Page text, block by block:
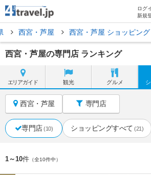
ログ
新規
西宮・芦屋 西宮・芦屋 ショッピング
西宮・芦屋の専門店 ランキング
エリアガイド 観光 グルメ
西宮・芦屋 専門店
専門店 (10) ショッピングすべて (21)
1～10件 （全10件中）